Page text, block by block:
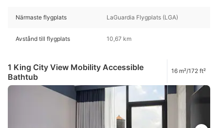
Närmaste flygplats LaGuardia Flygplats (LGA)
Avstånd till flygplats 10,67 km
1 King City View Mobility Accessible
Bathtub
16 m²/172 ft²